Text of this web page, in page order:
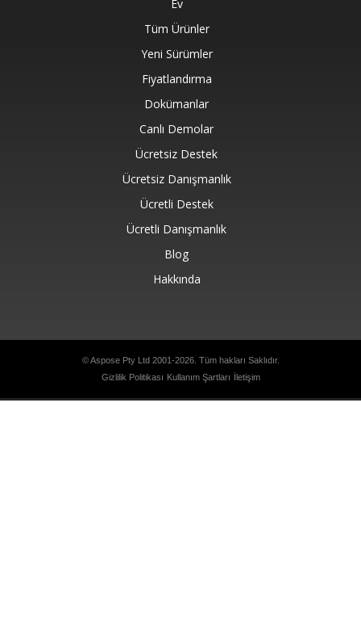
Ev
Tüm Ürünler
Yeni Sürümler
Fiyatlandırma
Dokümanlar
Canlı Demolar
Ücretsiz Destek
Ücretsiz Danışmanlık
Ücretli Destek
Ücretli Danışmanlık
Blog
Hakkında
© Aspose Pty Ltd 2001-2026. Tüm hakları Saklıdır.
Gizlilik Politikası Kullanım Şartları İletişim